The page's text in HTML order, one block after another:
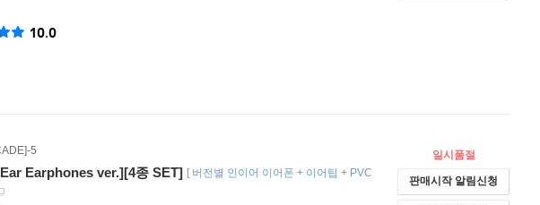
10.0
5
Earphones ver.][4종 SET] [ 버전별 인이어 이어폰 + 이어팁 + PVC
일시품절
판매시작 알림신청